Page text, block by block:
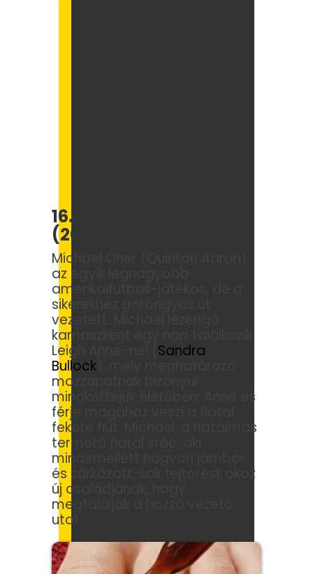
16. A szív bajnokai
(2009)
Michael Oher (Quinton Aaron)
az egyik legnagyobb
amerikaifutball-játékos, de a
sikerekhez göröngyös út
vezetett. Michael lézengő
kamaszként egy nap találkozik
Leigh Anne-nel ( Sandra
Bullock
mozzanatnak bizonyul
mindkettejük életében: Anne és
férje magához veszi a fiatal
fekete fiút. Michael, a hatalmas
termetű fiatal srác, aki
mindemellett nagyon jámbor
és zárkózott, sok fejtörést okoz
új családjának, hogy
megtalálják a hozzá vezető
utat.